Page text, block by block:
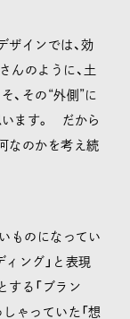
ザインでは、効
んのように、土
、その“外側”に
います。 だから
なのかを考え続
ものになってい
ィング」と表現
する「ブラン
ゃっていた「想